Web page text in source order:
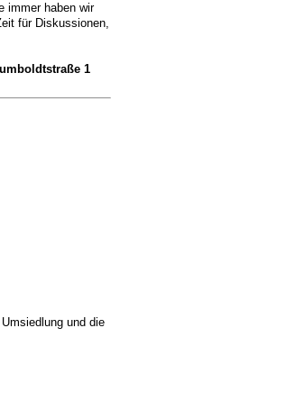
immer haben wir
für Diskussionen,
1
und die